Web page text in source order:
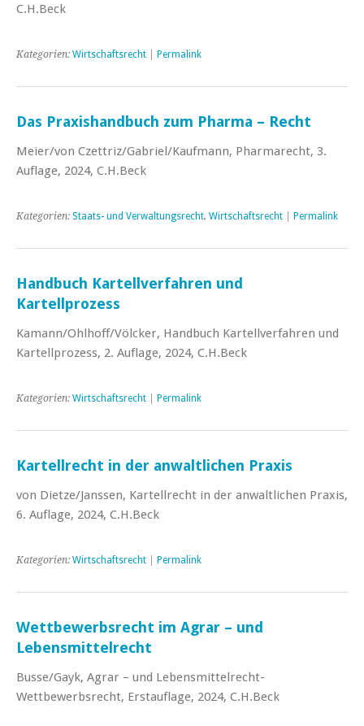
C.H.Beck
Kategorien: Wirtschaftsrecht Permalink
Das Praxishandbuch zum Pharma – Recht
Meier/von Czettriz/Gabriel/Kaufmann, Pharmarecht, 3.
Auflage, 2024, C.H.Beck
Kategorien: Staats- und Verwaltungsrecht, Wirtschaftsrecht Permalink
Handbuch Kartellverfahren und
Kartellprozess
Kamann/Ohlhoff/Völcker, Handbuch Kartellverfahren und
Kartellprozess, 2. Auflage, 2024, C.H.Beck
Kategorien: Wirtschaftsrecht Permalink
Kartellrecht in der anwaltlichen Praxis
von Dietze/Janssen, Kartellrecht in der anwaltlichen Praxis,
6. Auflage, 2024, C.H.Beck
Kategorien: Wirtschaftsrecht Permalink
Wettbewerbsrecht im Agrar – und
Lebensmittelrecht
Busse/Gayk, Agrar – und Lebensmittelrecht-
Wettbewerbsrecht, Erstauflage, 2024, C.H.Beck